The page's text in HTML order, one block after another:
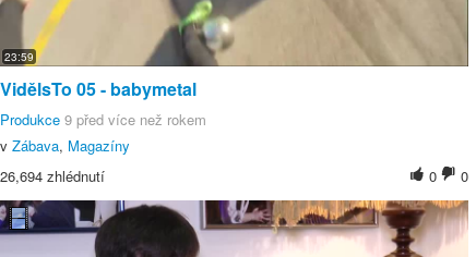
23:59
VidělsTo 05 - babymetal
Produkce 9 před více než rokem
v Zábava, Magazíny
0
0
26,694 zhlédnutí